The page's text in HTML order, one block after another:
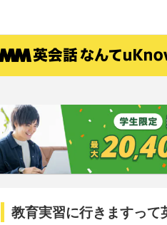
教育実習に行きますって